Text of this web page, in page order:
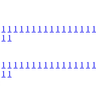
1 1 1 1 1 1 1 1 1 1 1 1 1 1 1 1
1 1
1 1 1 1 1 1 1 1 1 1 1 1 1 1 1 1
1 1